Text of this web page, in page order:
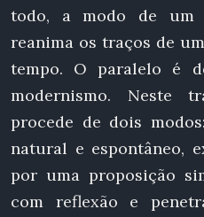
todo, a modo de
reanima os traços de
tempo. O paralelo é
modernismo. Neste
procede de dois
natural e espontâneo,
por uma proposição
com reflexão e